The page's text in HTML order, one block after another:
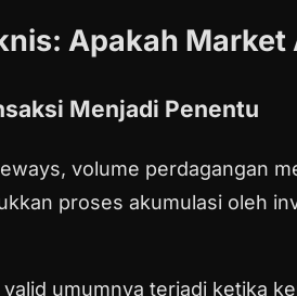
Apakah Market
Menjadi Penentu
volume perdagangan
proses akumulasi oleh
umumnya terjadi ketika